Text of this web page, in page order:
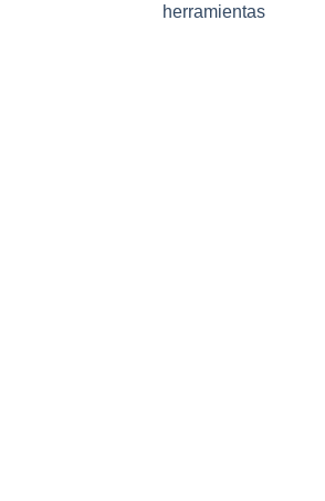
herramientas